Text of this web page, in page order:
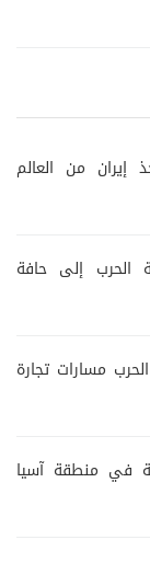
إيران من العالم
إلى حافة
مسارات تجارة
في منطقة آسيا